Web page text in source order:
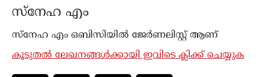
സ്നേഹ എം
സ്നേഹ എം ഒബിസിയില്‍ ജേർണലിസ്റ്റ് ആണ്
കൂടുതൽ ലേഖനങ്ങൾക്കായി ഇവിടെ ക്ലിക്ക് ചെയ്യുക